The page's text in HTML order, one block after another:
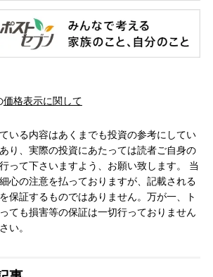
価格表示に関して
いる内容はあくまでも投資の参考にしてい
り、実際の投資にあたっては読者ご自身の
って下さいますよう、お願い致します。 当
心の注意を払っておりますが、記載される
保証するものではありません。万が一、ト
ても損害等の保証は一切行っておりません
い。